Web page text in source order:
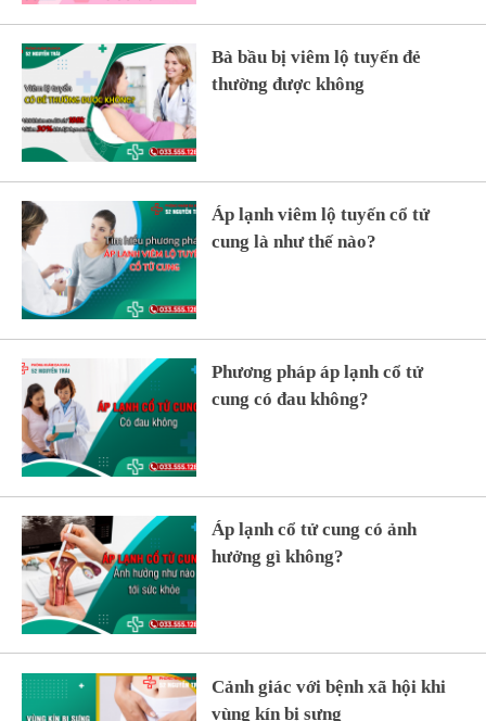
Bà bầu bị viêm lộ tuyến đẻ
thường được không
Áp lạnh viêm lộ tuyến cổ tử
cung là như thế nào?
Phương pháp áp lạnh cổ tử
cung có đau không?
Áp lạnh cổ tử cung có ảnh
hưởng gì không?
Cảnh giác với bệnh xã hội khi
vùng kín bị sưng